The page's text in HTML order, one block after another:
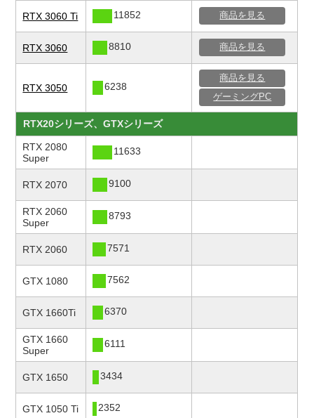
RTX 3060 Ti 11852 商品を見る
RTX 3060 8810 商品を見る
RTX 3050 6238
商品を見る
ゲーミングPC
RTX20シリーズ、GTXシリーズ
RTX 2080
Super
11633
RTX 2070 9100
RTX 2060
Super
8793
RTX 2060 7571
GTX 1080 7562
GTX 1660Ti 6370
GTX 1660
Super
6111
GTX 1650 3434
GTX 1050 Ti 2352